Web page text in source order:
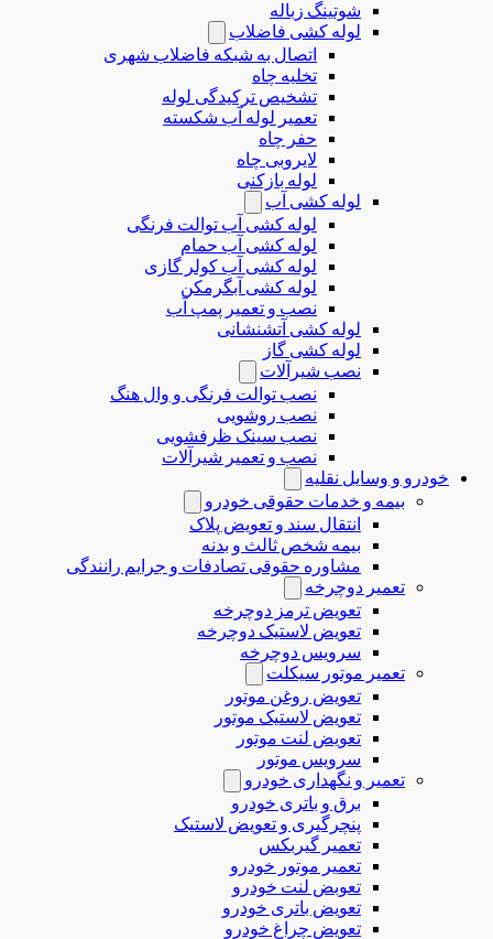
شوتینگ زباله
لوله كشی فاضلاب
اتصال به شبکه فاضلاب شهری
تخلیه چاه
تشخیص ترکیدگی لوله
تعمیر لوله آب شکسته
حفر چاه
لایروبی چاه
لوله بازکنی
لوله کشی آب
لوله کشی آب توالت فرنگی
لوله کشی آب حمام
لوله کشی آب کولر گازی
لوله کشی آبگرمکن
نصب و تعمیر پمپ آب
لوله کشی آتشنشانی
لوله کشی گاز
نصب شیرآلات
نصب توالت فرنگی و وال هنگ
نصب روشویی
نصب سینک ظرفشویی
نصب و تعمیر شیرآلات
خودرو و وسایل نقلیه
بیمه و خدمات حقوقی خودرو
انتقال سند و تعویض پلاک
بیمه شخص ثالث و بدنه
مشاوره حقوقی تصادفات و جرایم رانندگی
تعمیر دوچرخه
تعویض ترمز دوچرخه
تعویض لاستیک دوچرخه
سرویس دوچرخه
تعمیر موتور سیکلت
تعویض روغن موتور
تعویض لاستیک موتور
تعویض لنت موتور
سرویس موتور
تعمیر و نگهداری خودرو
برق و باتری خودرو
پنچرگیری و تعویض لاستیک
تعمیر گیربکس
تعمیر موتور خودرو
تعوبض لنت خودرو
تعویض باتری خودرو
تعویض چراغ خودرو